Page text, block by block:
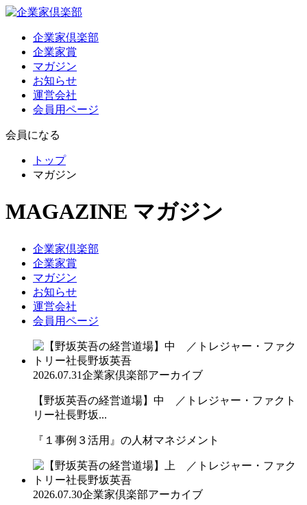
企業家倶楽部
企業家賞
マガジン
お知らせ
運営会社
会員用ページ
会員になる
トップ
マガジン
MAGAZINE マガジン
企業家倶楽部
企業家賞
マガジン
お知らせ
運営会社
会員用ページ
2026.07.31企業家倶楽部アーカイブ
【野坂英吾の経営道場】中 ／トレジャー・ファクト
リー社長野坂...
『１事例３活用』の人材マネジメント
2026.07.30企業家倶楽部アーカイブ